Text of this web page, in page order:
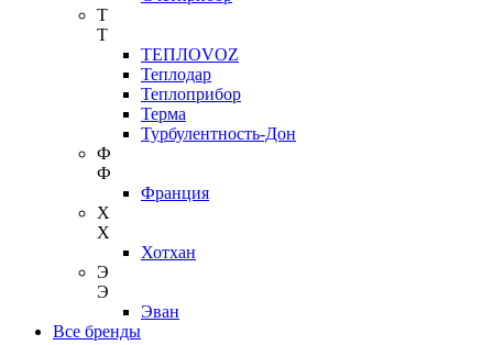
Т
Т
ТЕПЛОVOZ
Теплодар
Теплоприбор
Терма
Турбулентность-Дон
Ф
Ф
Франция
Х
Х
Хотхан
Э
Э
Эван
Все бренды